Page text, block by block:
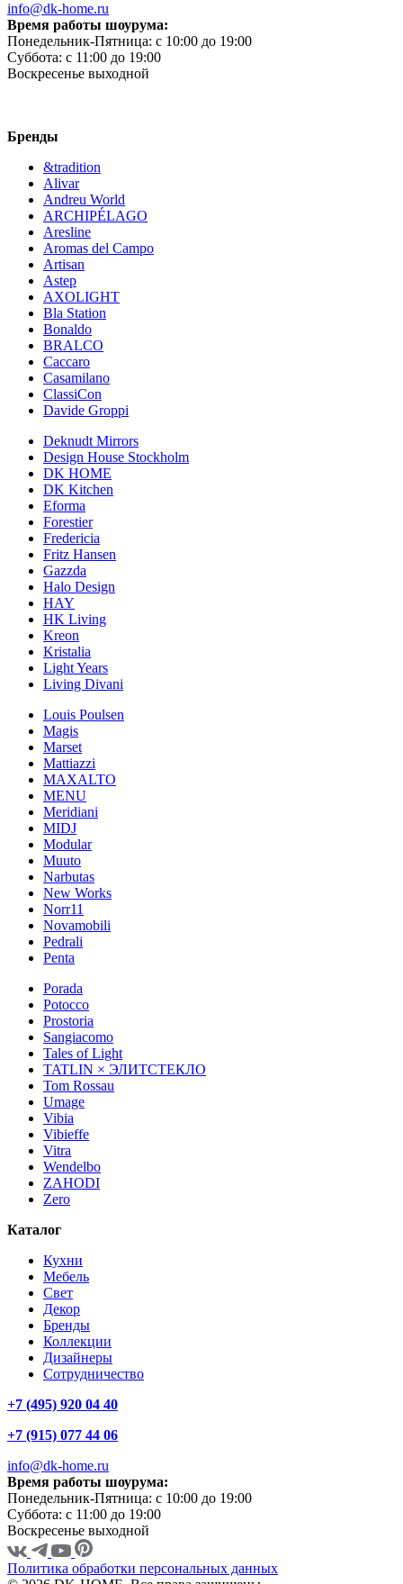
info@dk-home.ru
Время работы шоурума:
Понедельник-Пятница: c 10:00 до 19:00
Суббота: c 11:00 до 19:00
Воскресенье выходной
Бренды
&tradition
Alivar
Andreu World
ARCHIPÉLAGO
Aresline
Aromas del Campo
Artisan
Astep
AXOLIGHT
Bla Station
Bonaldo
BRALCO
Caccaro
Casamilano
ClassiCon
Davide Groppi
Deknudt Mirrors
Design House Stockholm
DK HOME
DK Kitchen
Eforma
Forestier
Fredericia
Fritz Hansen
Gazzda
Halo Design
HAY
HK Living
Kreon
Kristalia
Light Years
Living Divani
Louis Poulsen
Magis
Marset
Mattiazzi
MAXALTO
MENU
Meridiani
MIDJ
Modular
Muuto
Narbutas
New Works
Norr11
Novamobili
Pedrali
Penta
Porada
Potocco
Prostoria
Sangiacomo
Tales of Light
TATLIN × ЭЛИТСТЕКЛО
Tom Rossau
Umage
Vibia
Vibieffe
Vitra
Wendelbo
ZAHODI
Zero
Каталог
Кухни
Мебель
Свет
Декор
Бренды
Коллекции
Дизайнеры
Сотрудничество
+7 (495) 920 04 40
+7 (915) 077 44 06
info@dk-home.ru
Время работы шоурума:
Понедельник-Пятница: c 10:00 до 19:00
Суббота: c 11:00 до 19:00
Воскресенье выходной
Политика обработки персональных данных